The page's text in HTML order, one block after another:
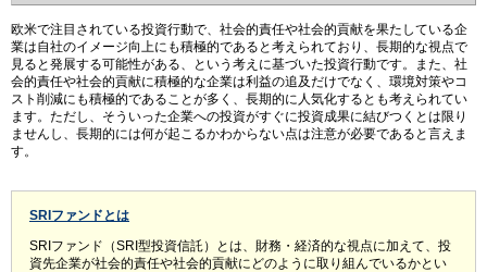
欧米で注目されている投資行動で、社会的責任や社会的貢献を果たしている企
業は自社のイメージ向上にも積極的であると考えられており、長期的な視点で
見ると発展する可能性がある、という考えに基づいた投資行動です。また、社
会的責任や社会的貢献に積極的な企業は利益の追及だけでなく、環境対策やコ
スト削減にも積極的であることが多く、長期的に人気化するとも考えられてい
ます。ただし、そういった企業への投資がすぐに投資成果に結びつくとは限り
ませんし、長期的には何が起こるかわからない点は注意が必要であると言えま
す。
SRIファンドとは
SRIファンド（SRI型投資信託）とは、財務・経済的な視点に加えて、投
資先企業が社会的責任や社会的貢献にどのように取り組んでいるかとい